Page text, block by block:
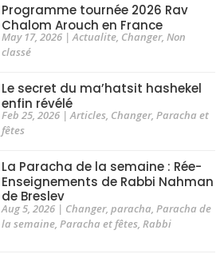
Programme tournée 2026 Rav
Chalom Arouch en France
May 17, 2026|Actualite, Changer, Non
classé
Le secret du ma’hatsit hashekel
enfin révélé
Feb 25, 2026|Articles, Changer, Paracha et
fêtes
La Paracha de la semaine : Rée-
Enseignements de Rabbi Nahman
de Breslev
Aug 5, 2026| Changer, paracha, Paracha de
la semaine, Paracha et fêtes, Rabbi